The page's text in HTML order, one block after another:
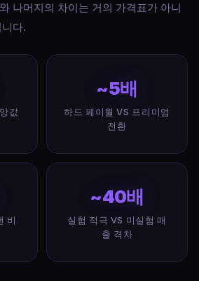
나머지의 차이는 거의 가격표가 아니
다.
값
~5배
하드 페이월 VS 프리미엄
전환
비
~40배
실험 적극 VS 미실험 매
출 격차